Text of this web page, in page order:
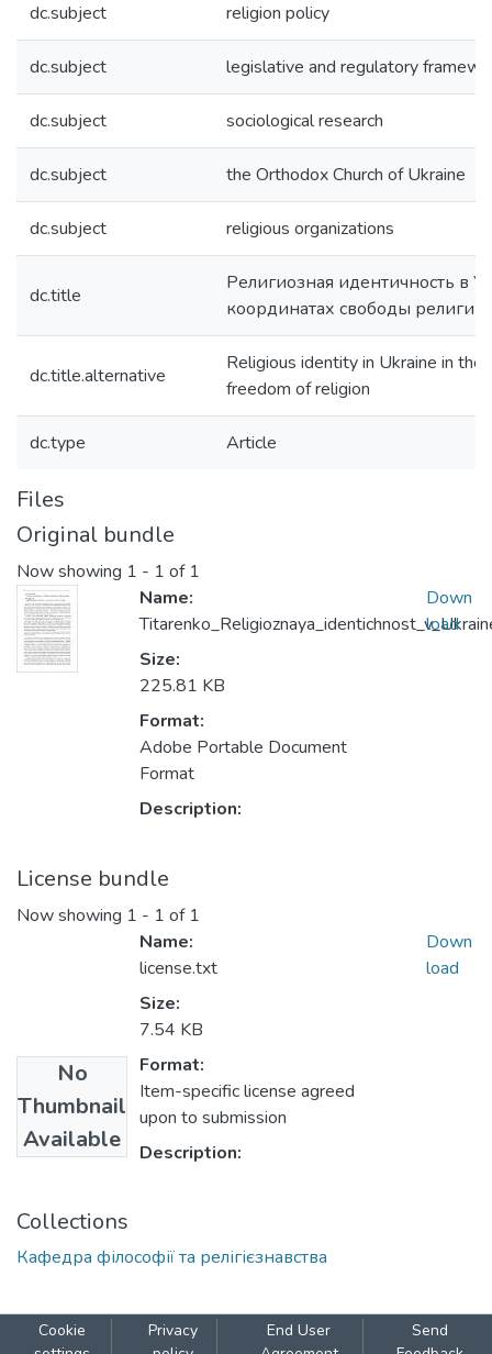
dc.subject religion policy
dc.subject legislative and regulatory
dc.subject sociological research
dc.subject the Orthodox Church of Ukraine
dc.subject religious organizations
dc.title
Религиозная идентичность в
координатах свободы религии
dc.title.alternative
Religious identity in Ukraine in the
freedom of religion
dc.type Article
Files
Original bundle
Now showing 1 - 1 of 1
Name:
Size:
225.81 KB
Format:
Adobe Portable Document
Format
Description:
Down
load
License bundle
Now showing 1 - 1 of 1
No
Thumbnail
Available
Name:
license.txt
Size:
7.54 KB
Format:
Item-specific license agreed
upon to submission
Description:
Down
load
Collections
Кафедра філософії та релігієзнавства
Cookie
Privacy
End User
Send